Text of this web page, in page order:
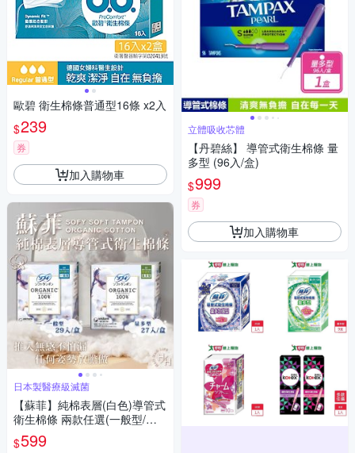
歐碧 衛生棉條普通型16條 x2入
$239
券
加入購物車
日本製醫療級滅菌
【蘇菲】純棉表層(白色)導管式
衛生棉條 兩款任選(一般型/量
多型)
$599
立體吸收芯體
【丹碧絲】 導管式衛生棉條 量
多型 (96入/盒)
$999
券
加入購物車